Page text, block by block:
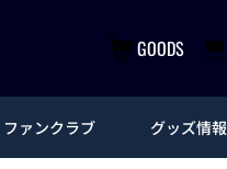
GOODS
ファンクラブ グッズ情報